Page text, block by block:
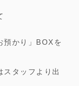
預かり」BOXを
スタッフより出